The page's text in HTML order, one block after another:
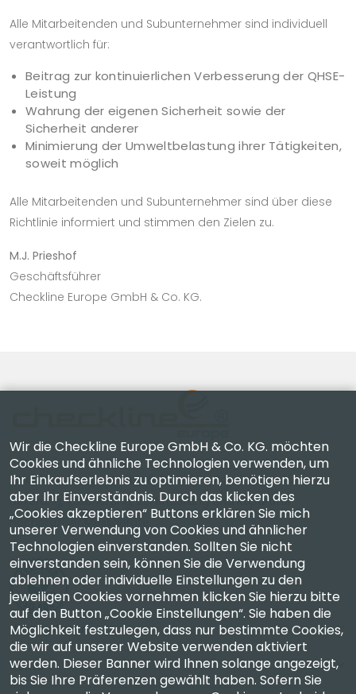
Alle Mitarbeitenden und Subunternehmer sind individuell
verantwortlich für:
Beitrag zur kontinuierlichen Verbesserung der QHSE-
Leistung
Wahrung der eigenen Sicherheit sowie der
Sicherheit anderer
Minimierung der Umweltbelastung ihrer Tätigkeiten,
soweit möglich
Alle Mitarbeitenden und Subunternehmer sind über diese
Richtlinie informiert und stimmen den Zielen zu.
M.J. Prieshof
Geschäftsführer
Checkline Europe GmbH & Co. KG.
Checkline Europe GmbH & Co. KG. — Spezialisten für
Lieferung, Kalibrierung, Zertifizierung und Reparatur
hochpräziser Messgeräte.
Unternehmen
Konto
Wir die Checkline Europe GmbH & Co. KG. möchten
Cookies und ähnliche Technologien verwenden, um
Ihr Einkaufserlebnis zu optimieren, benötigen hierzu
aber Ihr Einverständnis. Durch das klicken des
„Cookies akzeptieren“ Buttons erklären Sie mich
unserer Verwendung von Cookies und ähnlicher
Technologien einverstanden. Sollten Sie nicht
einverstanden sein, können Sie die Verwendung
ablehnen oder individuelle Einstellungen zu den
jeweiligen Cookies vornehmen klicken Sie hierzu bitte
auf den Button „Cookie Einstellungen“. Sie haben die
Möglichkeit festzulegen, dass nur bestimmte Cookies,
die wir auf unserer Website verwenden aktiviert
werden. Dieser Banner wird Ihnen solange angezeigt,
bis Sie Ihre Präferenzen gewählt haben. Sofern Sie